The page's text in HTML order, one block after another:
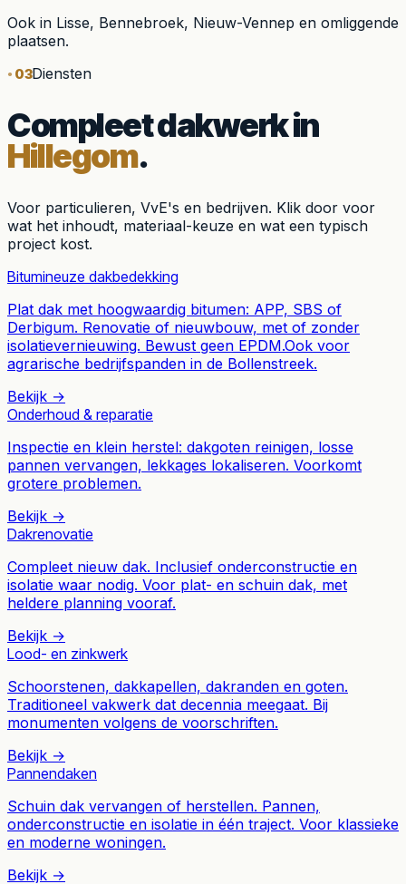
Ook in Lisse, Bennebroek, Nieuw-Vennep en omliggende
plaatsen.
03Diensten
Compleet dakwerk in
Hillegom.
Voor particulieren, VvE's en bedrijven. Klik door voor
wat het inhoudt, materiaal-keuze en wat een typisch
project kost.
Bitumineuze dakbedekking
Plat dak met hoogwaardig bitumen: APP, SBS of
Derbigum. Renovatie of nieuwbouw, met of zonder
isolatievernieuwing. Bewust geen EPDM.Ook voor
agrarische bedrijfspanden in de Bollenstreek.
Bekijk →
Onderhoud & reparatie
Inspectie en klein herstel: dakgoten reinigen, losse
pannen vervangen, lekkages lokaliseren. Voorkomt
grotere problemen.
Bekijk →
Dakrenovatie
Compleet nieuw dak. Inclusief onderconstructie en
isolatie waar nodig. Voor plat- en schuin dak, met
heldere planning vooraf.
Bekijk →
Lood- en zinkwerk
Schoorstenen, dakkapellen, dakranden en goten.
Traditioneel vakwerk dat decennia meegaat. Bij
monumenten volgens de voorschriften.
Bekijk →
Pannendaken
Schuin dak vervangen of herstellen. Pannen,
onderconstructie en isolatie in één traject. Voor klassieke
en moderne woningen.
Bekijk →